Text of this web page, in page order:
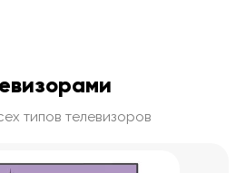
типов телевизоров